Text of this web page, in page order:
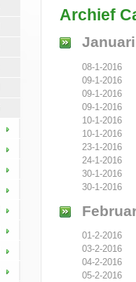
Archief
08-1-2016
09-1-2016
09-1-2016
09-1-2016
10-1-2016
10-1-2016
23-1-2016
24-1-2016
30-1-2016
30-1-2016
01-2-2016
03-2-2016
04-2-2016
05-2-2016